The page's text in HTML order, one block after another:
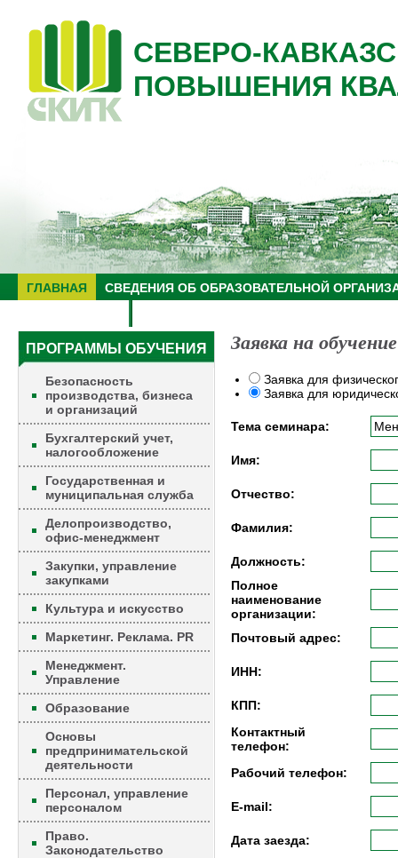
СЕВЕРО-
ПОВЫШЕНИЯ
ГЛАВНАЯ
СВЕДЕНИЯ ОБ ОБРАЗОВАТЕЛЬНОЙ
ПРОГРАММЫ ОБУЧЕНИЯ
Безопасность
производства, бизнеса
и организаций
Бухгалтерский учет,
налогообложение
Государственная и
муниципальная служба
Делопроизводство,
офис-менеджмент
Закупки, управление
закупками
Культура и искусство
Маркетинг. Реклама. PR
Менеджмент.
Управление
Образование
Основы
предпринимательской
деятельности
Персонал, управление
персоналом
Право.
Законодательство
Заявка на обучение
Заявка для
Заявка для
Тема семинара:
Имя:
Отчество:
Фамилия:
Должность:
Полное
наименование
организации:
Почтовый адрес:
ИНН:
КПП:
Контактный
телефон:
Рабочий телефон:
E-mail:
Дата заезда: